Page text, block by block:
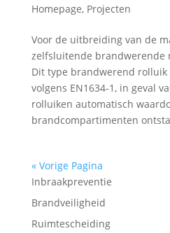
Homepage, Projecten
Voor de uitbreiding van de
zelfsluitende brandwerende
Dit type brandwerend rolluik
volgens EN1634-1, in geval
rolluiken automatisch
brandcompartimenten
« Vorige Pagina
Inbraakpreventie
Brandveiligheid
Ruimtescheiding